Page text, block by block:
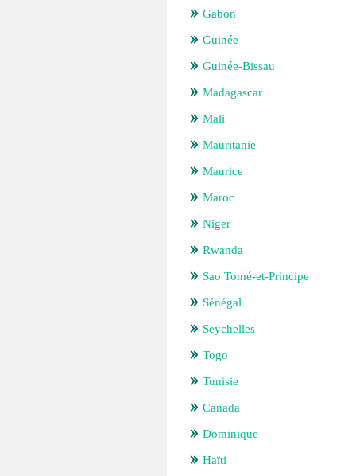
Gabon
Guinée
Guinée-Bissau
Madagascar
Mali
Mauritanie
Maurice
Maroc
Niger
Rwanda
Sao Tomé-et-Principe
Sénégal
Seychelles
Togo
Tunisie
Canada
Dominique
Haïti